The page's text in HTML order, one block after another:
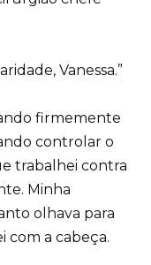
Vanessa.”
firmemente
controlar o
trabalhei contra
Minha
olhava para
com a cabeça.